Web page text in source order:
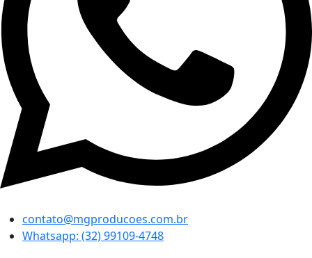
contato@mgproducoes.com.br
Whatsapp: (32) 99109-4748